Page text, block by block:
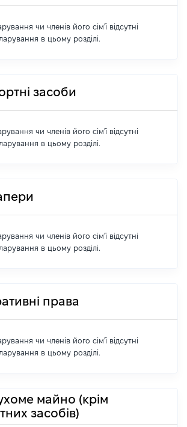
чи членів його сім'ї відсутні
в цьому розділі.
засоби
чи членів його сім'ї відсутні
в цьому розділі.
чи членів його сім'ї відсутні
в цьому розділі.
права
чи членів його сім'ї відсутні
в цьому розділі.
майно (крім
засобів)